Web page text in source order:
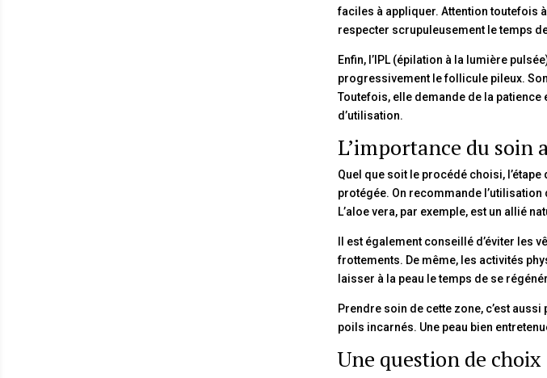
faciles à appliquer. Attention toutefois
respecter scrupuleusement le temps
Enfin, l’IPL (épilation à la lumière
progressivement le follicule pileux.
Toutefois, elle demande de la
d’utilisation.
L’importance du soin
Quel que soit le procédé choisi,
protégée. On recommande
L’aloe vera, par exemple, est un allié
Il est également conseillé d’éviter les
frottements. De même, les activités
laisser à la peau le temps de se
Prendre soin de cette zone, c’est
poils incarnés. Une peau bien
Une question de